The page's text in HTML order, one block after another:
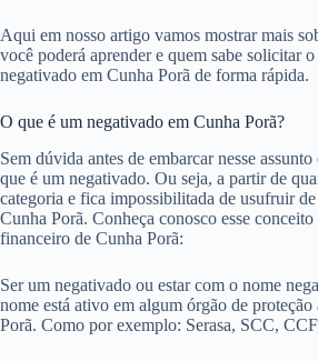
Aqui em nosso artigo vamos mostrar mais
você poderá aprender e quem sabe solicitar
negativado em Cunha Porã de forma rápida.
O que é um negativado em Cunha Porã?
Sem dúvida antes de embarcar nesse
que é um negativado. Ou seja, a partir de
categoria e fica impossibilitada de usufruir
Cunha Porã. Conheça conosco esse
financeiro de Cunha Porã:
Ser um negativado ou estar com o nome
nome está ativo em algum órgão de
Porã. Como por exemplo: Serasa, SCC,